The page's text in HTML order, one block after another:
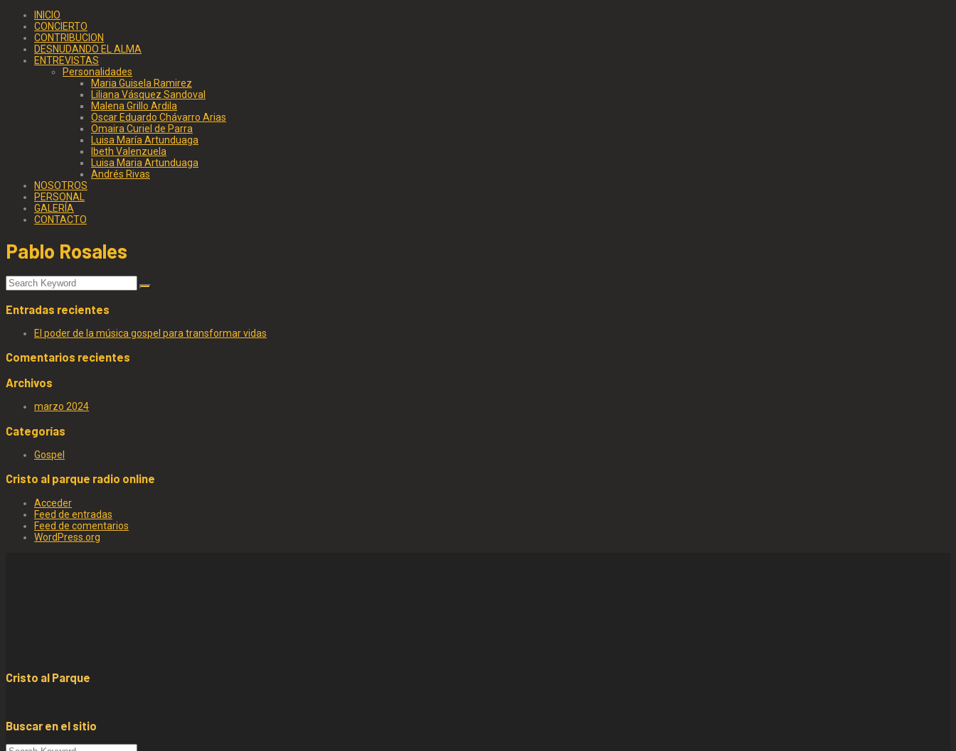
INICIO
CONCIERTO
CONTRIBUCION
DESNUDANDO EL ALMA
ENTREVISTAS
Personalidades
Maria Guisela Ramirez
Liliana Vásquez Sandoval
Malena Grillo Ardila
Oscar Eduardo Chávarro Arias
Omaira Curiel de Parra
Luisa María Artunduaga
Ibeth Valenzuela
Luisa Maria Artunduaga
Andrés Rivas
NOSOTROS
PERSONAL
GALERÍA
CONTACTO
Pablo Rosales
Entradas recientes
El poder de la música gospel para transformar vidas
Comentarios recientes
Archivos
marzo 2024
Categorías
Gospel
Cristo al parque radio online
Acceder
Feed de entradas
Feed de comentarios
WordPress.org
Cristo al Parque
Buscar en el sitio